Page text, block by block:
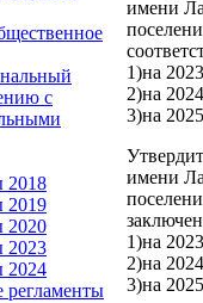
с
2018
2019
2020
2023
2024
имени
1)на
2)на
3)на
имени
1)на
2)на
3)на